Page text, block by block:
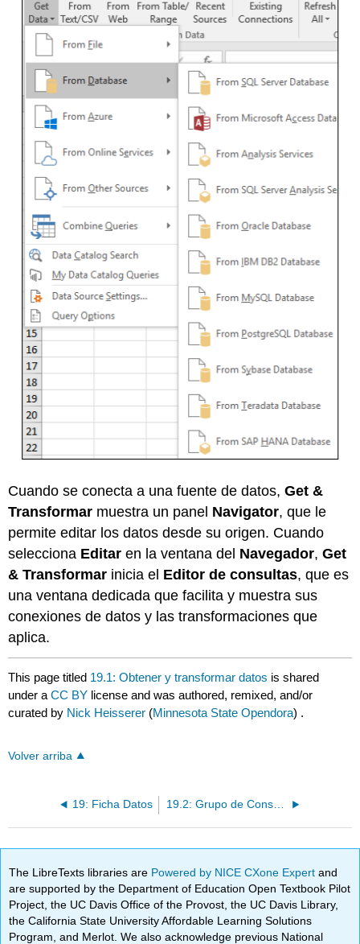
Cuando se conecta a una fuente de datos,Get &
Transformar muestra un panel Navigator, que le
permite editar los datos desde su origen. Cuando
selecciona Editar en la ventana del Navegador,Get
& Transformar inicia el Editor de consultas, que es
una ventana dedicada que facilita y muestra sus
conexiones de datos y las transformaciones que
aplica.
This page titled 19.1: Obtener y transformar datos is shared
under aCC BY license and was authored, remixed, and/or
curated by Nick Heisserer (Minnesota State Opendora) .
Volver arriba
19: Ficha Datos 19.2: Grupo de Consultas y Conexiones
The LibreTexts libraries are Powered by NICE CXone Expertand
are supported by the Department of Education Open Textbook Pilot
Project, the UC Davis Office of the Provost, the UC Davis Library,
the California State University Affordable Learning Solutions
Program, and Merlot. We also acknowledge previous National